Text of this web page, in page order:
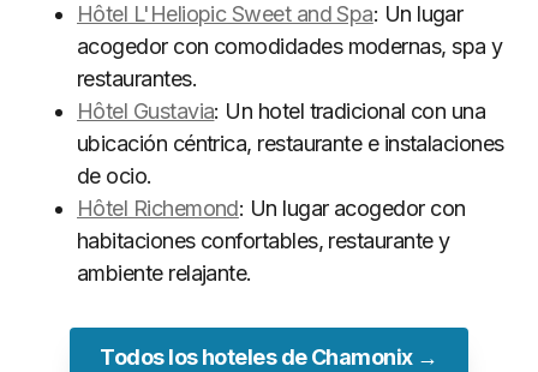
Hôtel L'Heliopic Sweet and Spa: Un lugar
acogedor con comodidades modernas, spa y
restaurantes.
Hôtel Gustavia: Un hotel tradicional con una
ubicación céntrica, restaurante e instalaciones
de ocio.
Hôtel Richemond: Un lugar acogedor con
habitaciones confortables, restaurante y
ambiente relajante.
Todos los hoteles de Chamonix →